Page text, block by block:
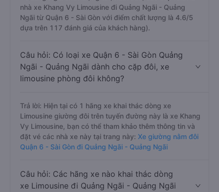
nhà xe Khang Vy Limousine đi Quảng Ngãi - Quảng
Ngãi từ Quận 6 - Sài Gòn với điểm chất lượng là 4.6/5
dựa trên 117 đánh giá của khách hàng).
Câu hỏi: Có loại xe Quận 6 - Sài Gòn Quảng
Ngãi - Quảng Ngãi dành cho cặp đôi, xe
limousine phòng đôi không?
Trả lời: Hiện tại có 1 hãng xe khai thác dòng xe
Limousine giường đôi trên tuyến đường này là xe Khang
Vy Limousine, bạn có thể tham khảo thêm thông tin và
đặt vé các nhà xe này tại trang này: Xe giường nằm đôi
Quận 6 - Sài Gòn đi Quảng Ngãi - Quảng Ngãi
Câu hỏi: Các hãng xe nào khai thác dòng
xe Limousine đi Quảng Ngãi - Quảng Ngãi